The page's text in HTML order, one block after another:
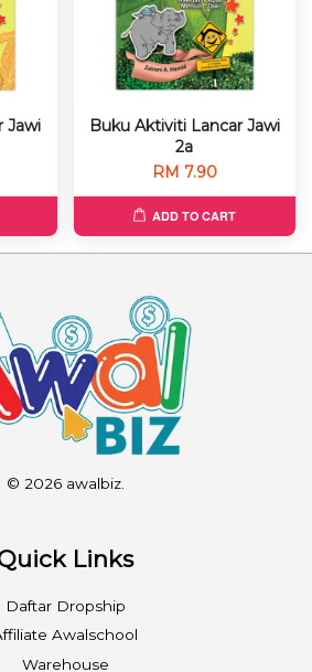
Jawi
Buku Aktiviti Lancar Jawi
2a
RM 7.90
ADD TO CART
© 2026 awalbiz.
Links
Daftar Dropship
Awalschool
Warehouse